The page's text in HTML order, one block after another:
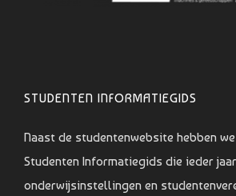
STUDENTEN INFORMATIEGIDS
Naast de studentenwebsite hebben
Studenten Informatiegids die ieder
onderwijsinstellingen en